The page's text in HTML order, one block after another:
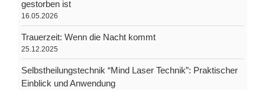
gestorben ist
16.05.2026
Trauerzeit: Wenn die Nacht kommt
25.12.2025
Selbstheilungstechnik “Mind Laser Technik”: Praktischer
Einblick und Anwendung